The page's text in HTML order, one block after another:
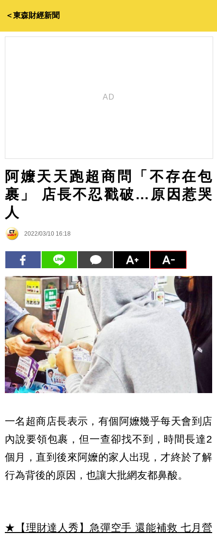
＜東森財經新聞
阿嬤天天跑超商問「不存在包
裹」 店長不忍戳破…原因惹哭
人
2022/03/10 16:18
一名超商店長表示，有個阿嬤幾乎每天會到店
內說要領包裹，但一查卻找不到，時間長達2
個月，直到後來阿嬤的家人出現，才終於了解
行為背後的原因，也讓大批網友都鼻酸。
★【理財達人秀】急彈空手 還能補救 七月營